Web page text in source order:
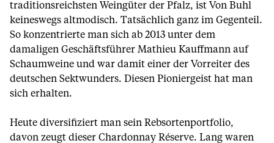
traditionsreichsten Weingüter der Pfalz, ist Von Buhl
keineswegs altmodisch. Tatsächlich ganz im Gegenteil.
So konzentrierte man sich ab 2013 unter dem
damaligen Geschäftsführer Mathieu Kauffmann auf
Schaumweine und war damit einer der Vorreiter des
deutschen Sektwunders. Diesen Pioniergeist hat man
sich erhalten.
Heute diversifiziert man sein Rebsortenportfolio,
davon zeugt dieser Chardonnay Réserve. Lang waren